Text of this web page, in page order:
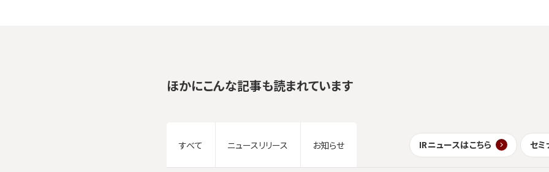
ほかにこんな記事も読まれています
すべて ニュースリリース お知らせ IRニュースはこちら セミ